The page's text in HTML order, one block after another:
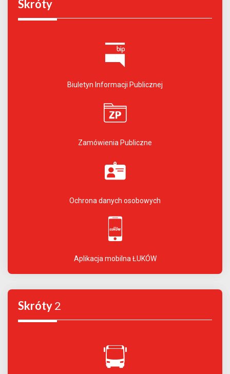
Skróty
Biuletyn Informacji Publicznej
Zamówienia Publiczne
Ochrona danych osobowych
Aplikacja mobilna ŁUKÓW
Skróty2